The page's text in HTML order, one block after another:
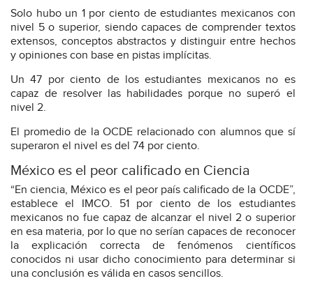
Solo hubo un 1 por ciento de estudiantes mexicanos con
nivel 5 o superior, siendo capaces de comprender textos
extensos, conceptos abstractos y distinguir entre hechos
y opiniones con base en pistas implícitas.
Un 47 por ciento de los estudiantes mexicanos no es
capaz de resolver las habilidades porque no superó el
nivel 2.
El promedio de la OCDE relacionado con alumnos que sí
superaron el nivel es del 74 por ciento.
México es el peor calificado en Ciencia
“En ciencia, México es el peor país calificado de la OCDE”,
establece el IMCO. 51 por ciento de los estudiantes
mexicanos no fue capaz de alcanzar el nivel 2 o superior
en esa materia, por lo que no serían capaces de reconocer
la explicación correcta de fenómenos científicos
conocidos ni usar dicho conocimiento para determinar si
una conclusión es válida en casos sencillos.